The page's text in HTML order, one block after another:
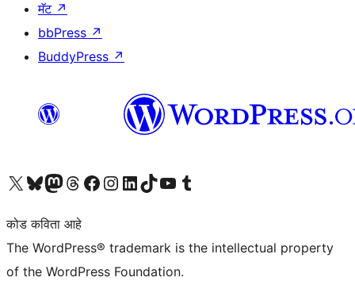
मॅट ↗
bbPress ↗
BuddyPress ↗
आमच्या X (एक्स) (पूर्वीचे ट्विटर) खात्याला भेट द्या आमच्या ब्लूस्की खात्याला भेट द्या.आमच्या Mastodon खात्याला भेट द्या.आमच्या थ्रेड्स खात्याला भेट द्या. आमच्या फेसबुक पेजला भेट द्या आमच्या इंस्टाग्राम खात्याला भेट द्या आमच्या लिंक्डइन खात्याला भेट द्या आमच्या टिकटॉक अकाउंटला भेट द्या.आमच्या यूट्यूब चॅनेलला भेट द्या आमच्या टंबलर खात्याला भेट द्या.
कोड कविता आहे
The WordPress® trademark is the intellectual property
of the WordPress Foundation.